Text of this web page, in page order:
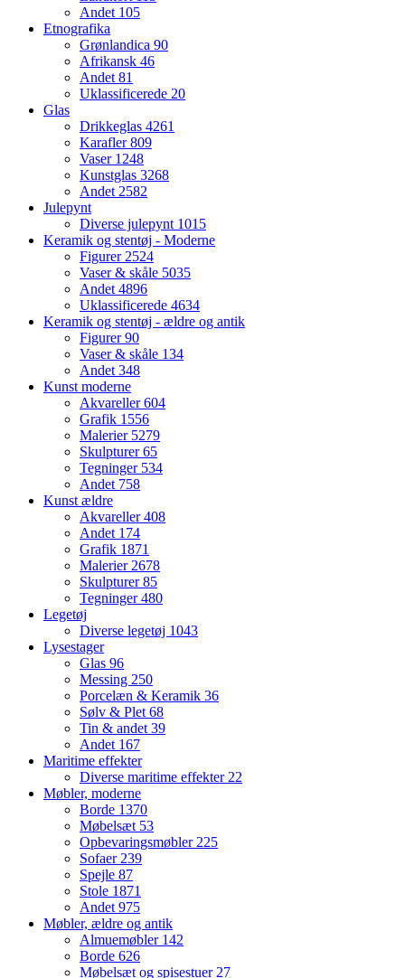
Andet 105
Etnografika
Grønlandica 90
Afrikansk 46
Andet81
Uklassificerede 20
Glas
Drikkeglas 4261
Karafler809
Vaser 1248
Kunstglas 3268
Andet2582
Julepynt
Diverse julepynt 1015
Keramik og stentøj - Moderne
Figurer2524
Vaser & skåle 5035
Andet4896
Uklassificerede 4634
Keramik og stentøj - ældre og antik
Figurer90
Vaser & skåle 134
Andet348
Kunst moderne
Akvareller604
Grafik 1556
Malerier 5279
Skulpturer65
Tegninger 534
Andet 758
Kunst ældre
Akvareller408
Andet 174
Grafik 1871
Malerier2678
Skulpturer85
Tegninger480
Legetøj
Diverse legetøj 1043
Lysestager
Glas 96
Messing 250
Porcelæn & Keramik 36
Sølv & Plet68
Tin & andet39
Andet 167
Maritime effekter
Diverse maritime effekter22
Møbler, moderne
Borde 1370
Møbelsæt 53
Opbevaringsmøbler225
Sofaer239
Spejle 87
Stole 1871
Andet975
Møbler, ældre og antik
Almuemøbler 142
Borde 626
Møbelsæt og spisestuer27